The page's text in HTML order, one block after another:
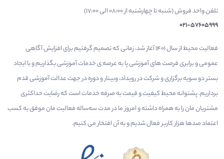
تلفن واحد فروش (شنبه تا چهارشنبه از 08:00 الی 17:00)
021-57605999
فعالیت محیط از سال 1401 آغاز شد، زمانی که تصمیم گرفتیم برای افزایش آگاهی
عمومی و برابری فرصت های آموزشی پا به عرصه ی خدمات آموزشی بگذاریم و با ایجاد
بستر دو سویه برگزاری و شرکت در رویداد، وبینار و دوره در جهت عدالت آموزشی قدم
برداریم. پشتوانه محیط کیفیت و قیمت به صرفه خدمات است که رضایت حداکثری
مشتریان مان را به همراه داشته و امروز ما در مدت سه‌ساله فعالیت مان موفق به کسب
اعتماد صدها هزار کاربر فعال شدیم و به آن افتخار می‌ کنیم.